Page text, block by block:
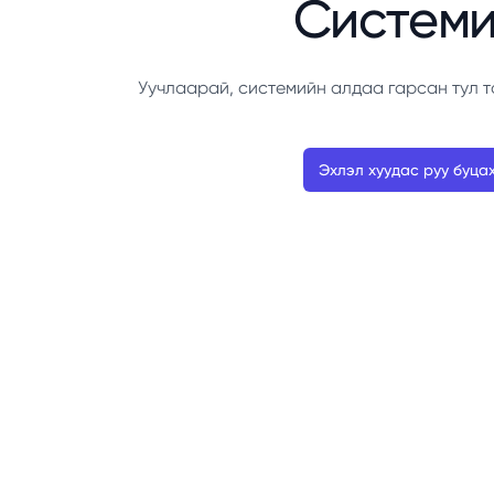
Уучлаарай, системийн алдаа гарсан тул
Эхлэл хуудас руу